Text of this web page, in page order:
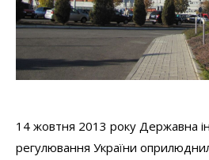
14 жовтня 2013 року Державна
регулювання України